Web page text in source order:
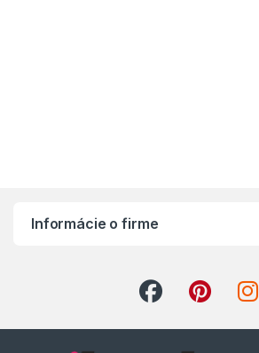
Informácie o firme